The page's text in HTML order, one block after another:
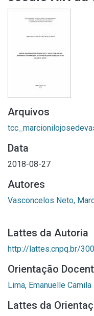
Arquivos
Data
2018-08-27
Autores
Vasconcelos Neto,
Lattes da Autoria
http://lattes.cnpq.br/
Orientação
Lima, Emanuelle
Lattes da